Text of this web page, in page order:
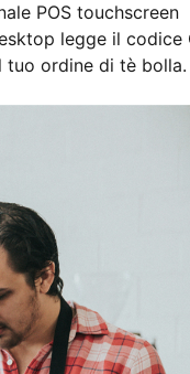
POS touchscreen
legge il codice
tuo ordine di tè bolla.